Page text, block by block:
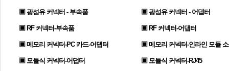
▣ 광섬유 커넥터 - 부속품 ▣ 광섬유 커넥터 - 어댑터
▣ RF 커넥터-부속품 ▣ RF 커넥터-어댑터
▣ 메모리 커넥터-PC 카드-어댑터 ▣ 메모리 커넥터-인라인 모듈
▣ 모듈식 커넥터-어댑터 ▣ 모듈식 커넥터-RJ45